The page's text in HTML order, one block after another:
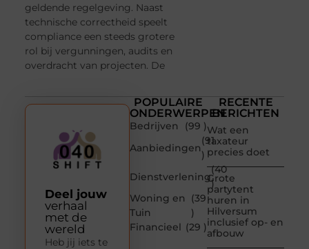
geldende regelgeving. Naast
technische correctheid speelt
compliance een steeds grotere
rol bij vergunningen, audits en
overdracht van projecten. De
POPULAIRE
ONDERWERPEN
Bedrijven
(99 )
Aanbiedingen
(91
)
Dienstverlening
(40
)
Woning en
Tuin
(39
)
Financieel (29 )
RECENTE
BERICHTEN
Wat een
taxateur
precies doet
Grote
partytent
huren in
Hilversum
inclusief op- en
afbouw
Deel jouw
verhaal
met de
wereld
Heb jij iets te